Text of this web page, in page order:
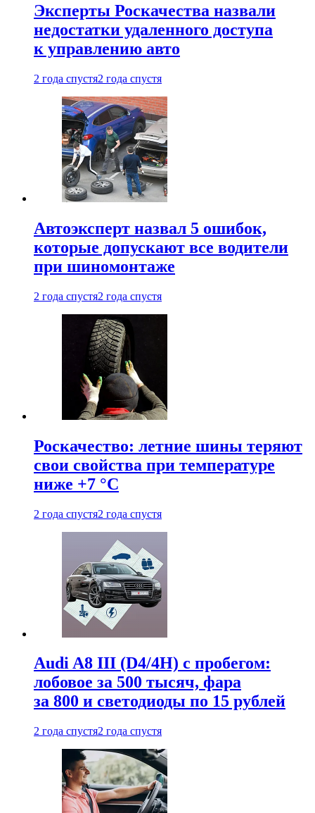
Эксперты Роскачества назвали
недостатки удаленного доступа
к управлению авто
2 года спустя2 года спустя
Автоэксперт назвал 5 ошибок,
которые допускают все водители
при шиномонтаже
2 года спустя2 года спустя
Роскачество: летние шины теряют
свои свойства при температуре
ниже +7 °C
2 года спустя2 года спустя
Audi A8 III (D4/4H) c пробегом:
лобовое за 500 тысяч, фара
за 800 и светодиоды по 15 рублей
2 года спустя2 года спустя